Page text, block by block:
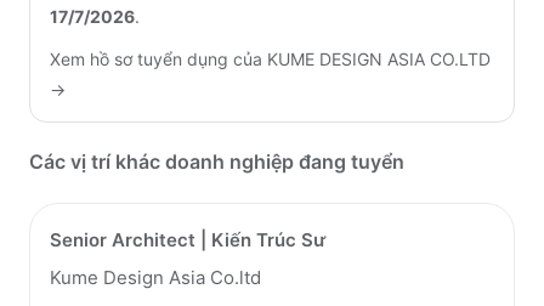
17/7/2026.
Xem hồ sơ tuyển dụng của KUME DESIGN ASIA CO.LTD
→
Các vị trí khác doanh nghiệp đang tuyển
Senior Architect | Kiến Trúc Sư
Kume Design Asia Co.ltd